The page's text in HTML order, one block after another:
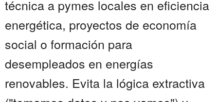
técnica a pymes locales en eficiencia
energética, proyectos de economía
social o formación para
desempleados en energías
renovables. Evita la lógica extractiva